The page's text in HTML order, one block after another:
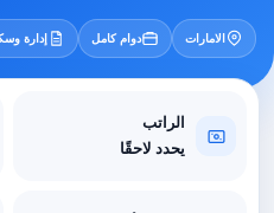
الامارات دوام كامل إدارة
الراتب
يحدد لاحقًا